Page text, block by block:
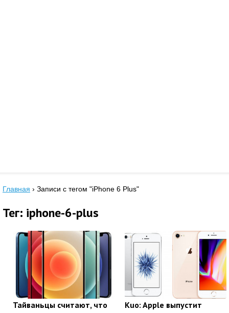
Главная › Записи с тегом "iPhone 6 Plus"
Тег: iphone-6-plus
Тайваньцы считают, что
Kuo: Apple выпустит